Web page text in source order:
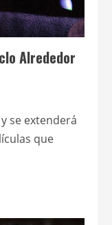
Alrededor
se extenderá
que